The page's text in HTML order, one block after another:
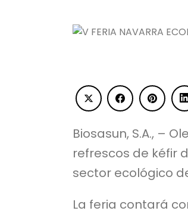
Biosasun, S.A., –
refrescos de kéfir
sector ecológico
La feria contará